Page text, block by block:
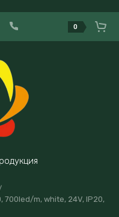
0
700led/m, white, 24V, IP20,